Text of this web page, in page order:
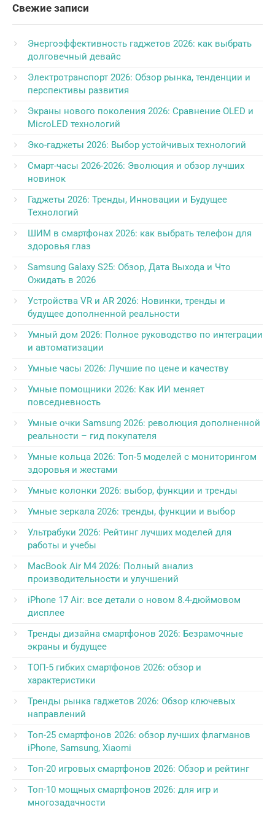
Свежие записи
Энергоэффективность гаджетов 2026: как выбрать
долговечный девайс
Электротранспорт 2026: Обзор рынка, тенденции и
перспективы развития
Экраны нового поколения 2026: Сравнение OLED и
MicroLED технологий
Эко-гаджеты 2026: Выбор устойчивых технологий
Смарт-часы 2026-2026: Эволюция и обзор лучших
новинок
Гаджеты 2026: Тренды, Инновации и Будущее
Технологий
ШИМ в смартфонах 2026: как выбрать телефон для
здоровья глаз
Samsung Galaxy S25: Обзор, Дата Выхода и Что
Ожидать в 2026
Устройства VR и AR 2026: Новинки, тренды и
будущее дополненной реальности
Умный дом 2026: Полное руководство по интеграции
и автоматизации
Умные часы 2026: Лучшие по цене и качеству
Умные помощники 2026: Как ИИ меняет
повседневность
Умные очки Samsung 2026: революция дополненной
реальности – гид покупателя
Умные кольца 2026: Топ-5 моделей с мониторингом
здоровья и жестами
Умные колонки 2026: выбор, функции и тренды
Умные зеркала 2026: тренды, функции и выбор
Ультрабуки 2026: Рейтинг лучших моделей для
работы и учебы
MacBook Air M4 2026: Полный анализ
производительности и улучшений
iPhone 17 Air: все детали о новом 8.4-дюймовом
дисплее
Тренды дизайна смартфонов 2026: Безрамочные
экраны и будущее
ТОП-5 гибких смартфонов 2026: обзор и
характеристики
Тренды рынка гаджетов 2026: Обзор ключевых
направлений
Топ-25 смартфонов 2026: обзор лучших флагманов
iPhone, Samsung, Xiaomi
Топ-20 игровых смартфонов 2026: Обзор и рейтинг
Топ-10 мощных смартфонов 2026: для игр и
многозадачности